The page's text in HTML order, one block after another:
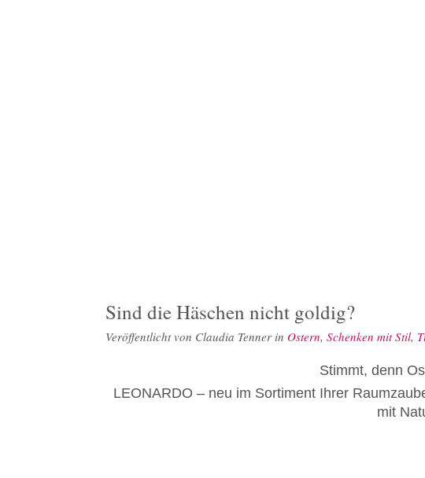
Sind die Häschen nicht goldig?
Veröffentlicht von Claudia Tenner in Ostern,Schenken mit Stil,
Stimmt, denn
LEONARDO – neu im Sortiment Ihrer
mit